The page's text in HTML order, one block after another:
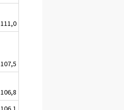
111,0
107,5
106,8